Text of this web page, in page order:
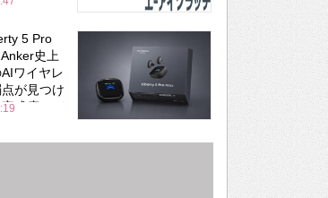
5 Pro
史上
ワイヤレ
が見つけ
成度にび